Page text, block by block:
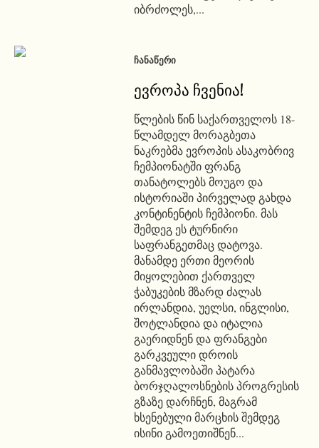
იბრძოლეს,...
ᲩᲐᲜᲐᲬᲔᲠᲘ
ევროპა ჩვენია!
წლების წინ საქართველოს 18-
წლამდელ მორაგბეთა
ნაკრებმა ევროპის ასაკობრივ
ჩემპიონატში ფრანგ
თანატოლებს მოუგო და
ისტორიაში პირველად გახდა
კონტინენტის ჩემპიონი. მას
შემდეგ ეს ტურნირი
საფრანგეთმაც დატოვა.
მანამდე ერთი მეორის
მიყოლებით ქართველ
ჭაბუკების მზარდ ძალას
ირლანდია, უელსი, ინგლისი,
შოტლანდია და იტალია
გაერიდნენ და ფრანგები
გარკვეული დროის
განმავლობაში პატარა
ბორჯღალოსნების პროგრესის
გზაზე დარჩნენ, მაგრამ
ხსენებული მარცხის შემდეგ
ისინი გამოეთიშნენ...